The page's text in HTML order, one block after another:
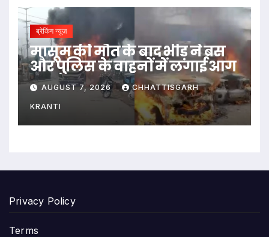
ब्रेकिंग न्यूज़
मासूम की मौत के बाद भीड़ ने बस
और पुलिस के वाहनों में लगाई आग
AUGUST 7, 2026 CHHATTISGARH
KRANTI
Privacy Policy
Terms